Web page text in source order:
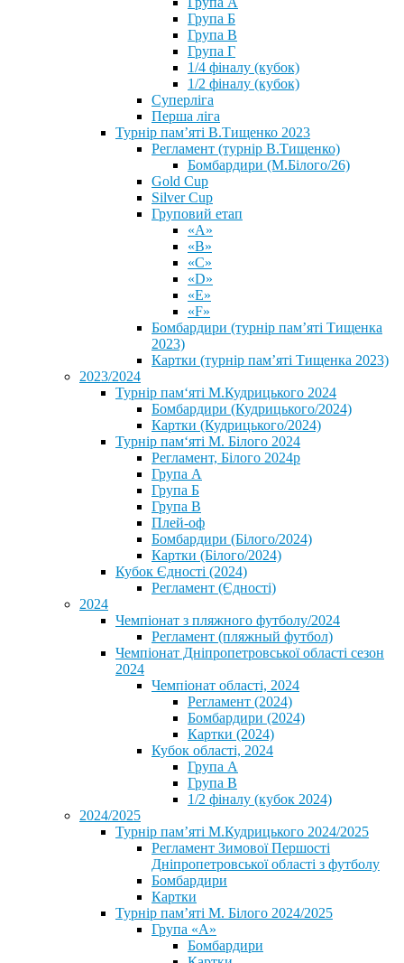
Група Б
Група В
Група Г
1/4 фіналу (кубок)
1/2 фіналу (кубок)
Суперліга
Перша ліга
Турнір пам’яті В.Тищенко 2023
Регламент (турнір В.Тищенко)
Бомбардири (М.Білого/26)
Gold Cup
Silver Cup
Груповий етап
«А»
«В»
«С»
«D»
«Е»
«F»
Бомбардири (турнір пам’яті Тищенка
2023)
Картки (турнір пам’яті Тищенка 2023)
2023/2024
⁨Турнір пам‘яті М.Кудрицького 2024
Бомбардири (Кудрицького/2024)
Картки (Кудрицького/2024)
⁨Турнір пам‘яті М. Білого 2024⁩
Регламент, Білого 2024р
Група А
Група Б
Група В
Плей-оф
Бомбардири (Білого/2024)
Картки (Білого/2024)
Кубок Єдності (2024)
Регламент (Єдності)
2024
Чемпіонат з пляжного футболу/2024
Регламент (пляжный футбол)
Чемпіонат Дніпропетровської області сезон
2024
Чемпіонат області, 2024
Регламент (2024)
Бомбардири (2024)
Картки (2024)
Кубок області, 2024
Група А
Група В
1/2 фіналу (кубок 2024)
2024/2025
Турнір пам’яті М.Кудрицького 2024/2025
Регламент Зимової Першості
Дніпропетровської області з футболу
Бомбардири
Картки
Турнір пам’яті М. Білого 2024/2025
Група «А»
Бомбардири